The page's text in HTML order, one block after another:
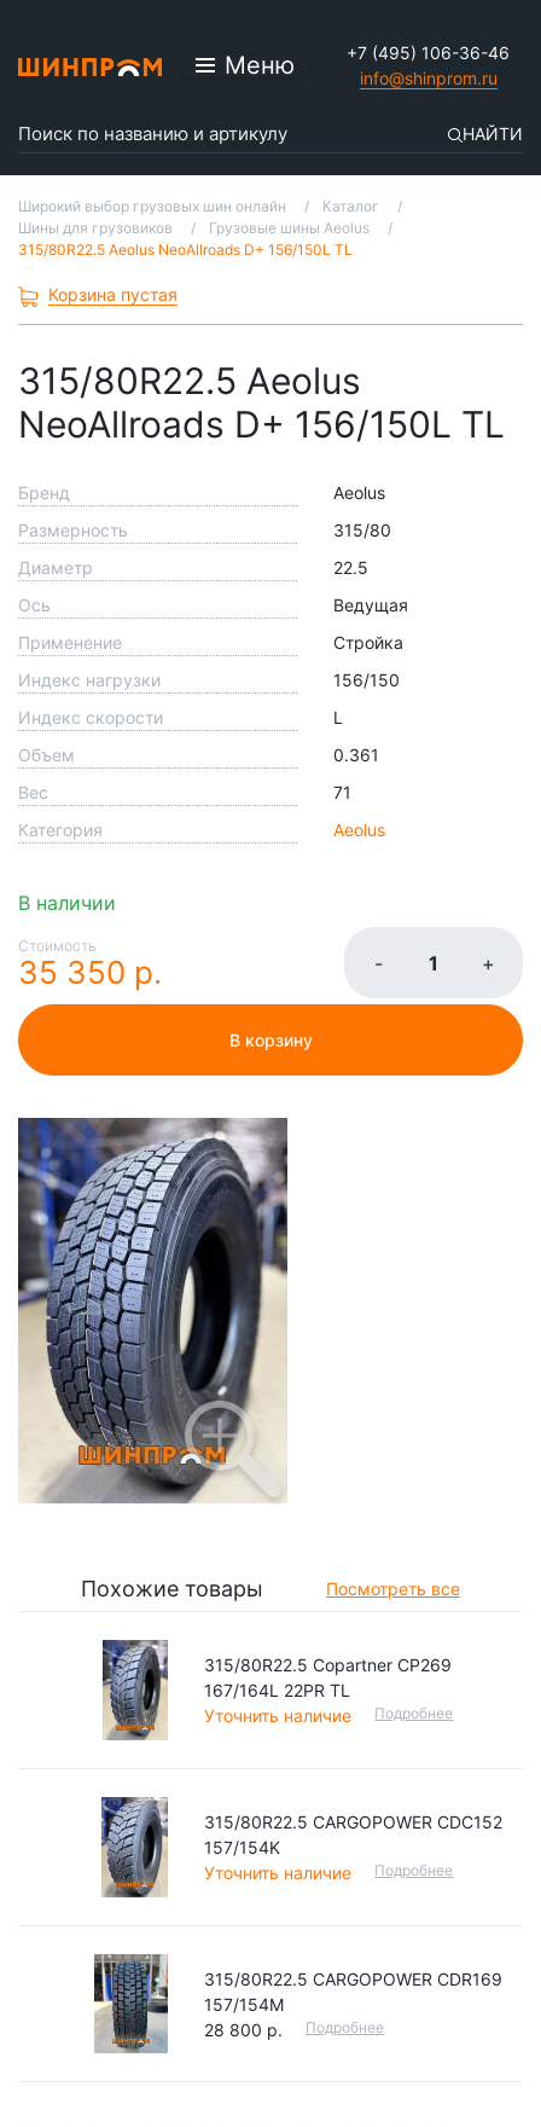
Меню
+7 (495) 106-36-46
info@shinprom.ru
НАЙТИ
Широкий выбор грузовых шин онлайн
Каталог
Шины для грузовиков
Грузовые шины Aeolus
315/80R22.5 Aeolus NeoAllroads D+ 156/150L TL
Корзина пустая
315/80R22.5 Aeolus
NeoAllroads D+ 156/150L TL
Бренд
Aeolus
Размерность
315/80
Диаметр
22.5
Ось
Ведущая
Применение
Стройка
Индекс нагрузки
156/150
Индекс скорости
L
Объем
0.361
Вес
71
Категория
Aeolus
В наличии
Стоимость
35 350 р. - +
В корзину
Похожие товары Посмотреть все
315/80R22.5 Copartner CP269
167/164L 22PR TL
Уточнить наличие
Подробнее
315/80R22.5 CARGOPOWER CDC152
157/154K
Уточнить наличие
Подробнее
315/80R22.5 CARGOPOWER CDR169
157/154M
28 800 р.
Подробнее